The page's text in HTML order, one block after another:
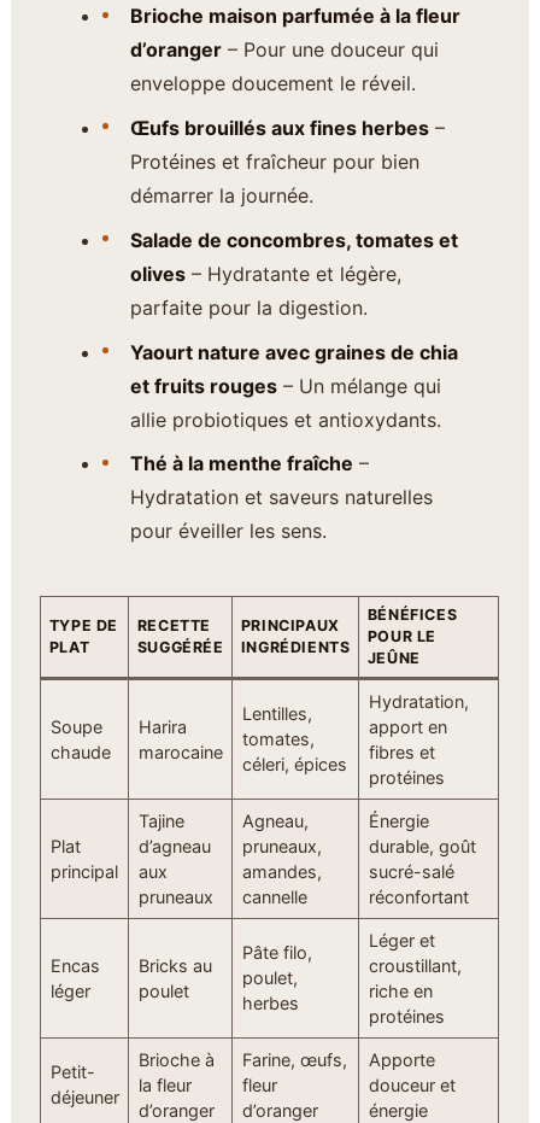
Brioche maison parfumée à la fleur
d’oranger– Pour une douceur qui
enveloppe doucement le réveil.
Œufs brouillés aux fines herbes–
Protéines et fraîcheur pour bien
démarrer la journée.
Salade de concombres, tomates et
olives– Hydratante et légère,
parfaite pour la digestion.
Yaourt nature avec graines de chia
et fruits rouges– Un mélange qui
allie probiotiques et antioxydants.
Thé à la menthe fraîche –
Hydratation et saveurs naturelles
pour éveiller les sens.
TYPE DE
PLAT
RECETTE
SUGGÉRÉE
PRINCIPAUX
INGRÉDIENTS
BÉNÉFICES
POUR LE
JEÛNE
Soupe
chaude
Harira
marocaine
Lentilles,
tomates,
céleri, épices
Hydratation,
apport en
fibres et
protéines
Plat
principal
Tajine
d’agneau
aux
pruneaux
Agneau,
pruneaux,
amandes,
cannelle
Énergie
durable, goût
sucré-salé
réconfortant
Encas
léger
Bricks au
poulet
Pâte filo,
poulet,
herbes
Léger et
croustillant,
riche en
protéines
Petit-
déjeuner
Brioche à
la fleur
d’oranger
Farine, œufs,
fleur
d’oranger
Apporte
douceur et
énergie